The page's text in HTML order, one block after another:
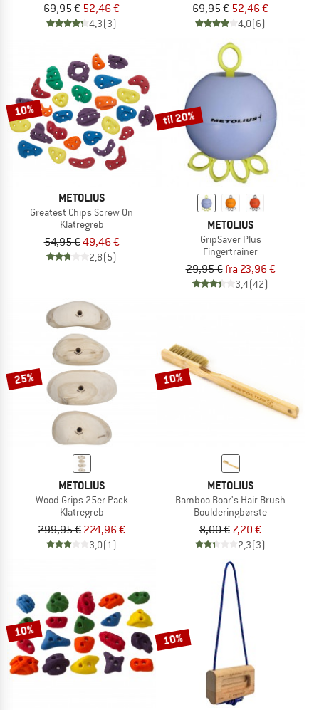
69,95 € 52,46 €
4,3(3)
69,95 € 52,46 €
4,0(6)
10%
METOLIUS
Greatest Chips Screw On
Klatregreb
54,95 €49,46 €
2,8(5)
til 20%
METOLIUS
GripSaver Plus
Fingertrainer
29,95 €fra 23,96 €
3,4(42)
25%
METOLIUS
Wood Grips 25er Pack
Klatregreb
299,95 € 224,96 €
3,0(1)
10%
METOLIUS
Bamboo Boar's Hair Brush
Boulderingbørste
8,00 € 7,20 €
2,3(3)
10% 10%